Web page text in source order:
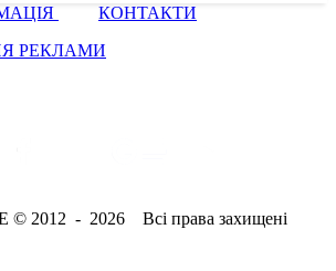
КОНТАКТИ
РЕКЛАМИ
© 2012 - 2026 Всі права захищені